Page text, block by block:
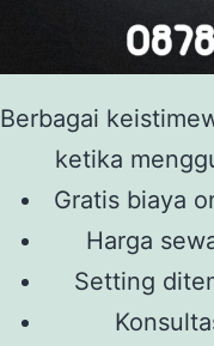
Berbagai
ketika
Gratis biaya
Harga
Setting